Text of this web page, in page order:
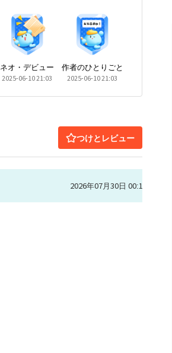
ネオ・デビュー
2025-06-10 21:03
作者のひとりごと
2025-06-10 21:03
つけとレビュー
2026年07月30日 00:12